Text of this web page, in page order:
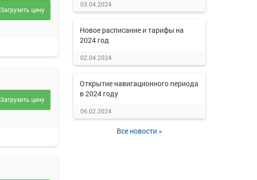
Загрузить цену
Загрузить цену
03.04.2024
Новое расписание и тарифы на
2024 год
02.04.2024
Открытие навигационного периода
в 2024 году
06.02.2024
Все новости »